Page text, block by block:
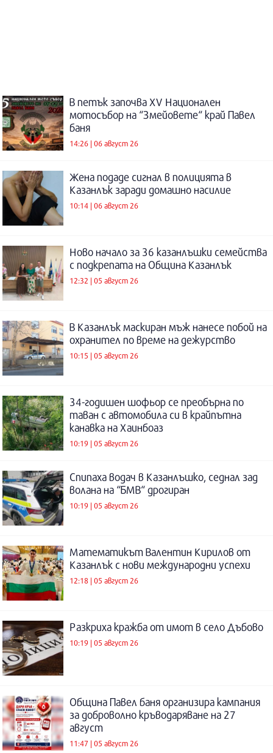
В петък започва XV Национален
мотосъбор на “Змейовете“ край Павел
баня
14:26 | 06 август 26
Жена подаде сигнал в полицията в
Казанлък заради домашно насилие
10:14 | 06 август 26
Ново начало за 36 казанлъшки семейства
с подкрепата на Община Казанлък
12:32 | 05 август 26
В Казанлък маскиран мъж нанесе побой на
охранител по време на дежурство
10:15 | 05 август 26
34-годишен шофьор се преобърна по
таван с автомобила си в крайпътна
канавка на Хаинбоаз
10:19 | 05 август 26
Спипаха водач в Казанлъшко, седнал зад
волана на “БМВ“ дрогиран
10:19 | 05 август 26
Математикът Валентин Кирилов от
Казанлък с нови международни успехи
12:18 | 05 август 26
Разкриха кражба от имот в село Дъбово
10:19 | 05 август 26
Община Павел баня организира кампания
за доброволно кръводаряване на 27
август
11:47 | 05 август 26